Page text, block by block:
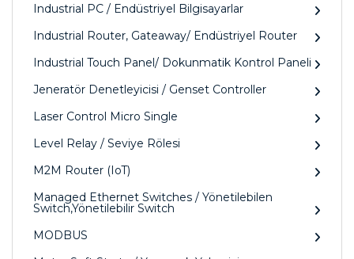
Industrial PC / Endüstriyel Bilgisayarlar
Industrial Router, Gateaway/ Endüstriyel Router
Industrial Touch Panel/ Dokunmatik Kontrol Paneli
Jeneratör Denetleyicisi / Genset Controller
Laser Control Micro Single
Level Relay / Seviye Rölesi
M2M Router (IoT)
Managed Ethernet Switches / Yönetilebilen
Switch,Yönetilebilir Switch
MODBUS